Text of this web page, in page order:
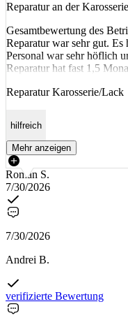
Reparatur an der Karosserie
Gesamtbewertung des
Reparatur war sehr gut. Es
Personal war sehr höflich
Reparatur hat fast 1,5
Reparatur Karosserie/Lack
hilfreich
Mehr anzeigen
Roman S.
7/30/2026
7/30/2026
Andrei B.
verifizierte Bewertung